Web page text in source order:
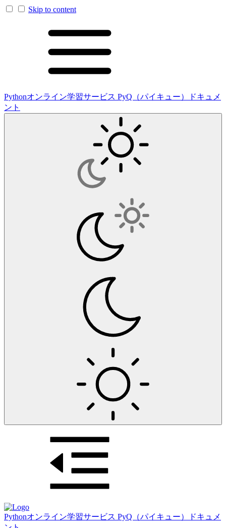
Skip to content
Pythonオンライン学習サービス PyQ（パイキュー）ドキュメ
ント
Pythonオンライン学習サービス PyQ（パイキュー）ドキュメ